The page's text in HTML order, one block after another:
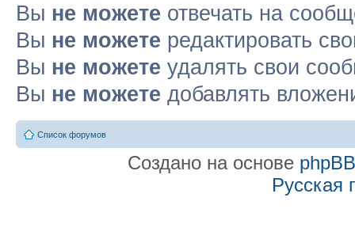
Вы не можете отвечать на
Вы не можете редактировать
Вы не можете удалять свои
Вы не можете добавлять
Список форумов
Создано на основе phpBB
Русская